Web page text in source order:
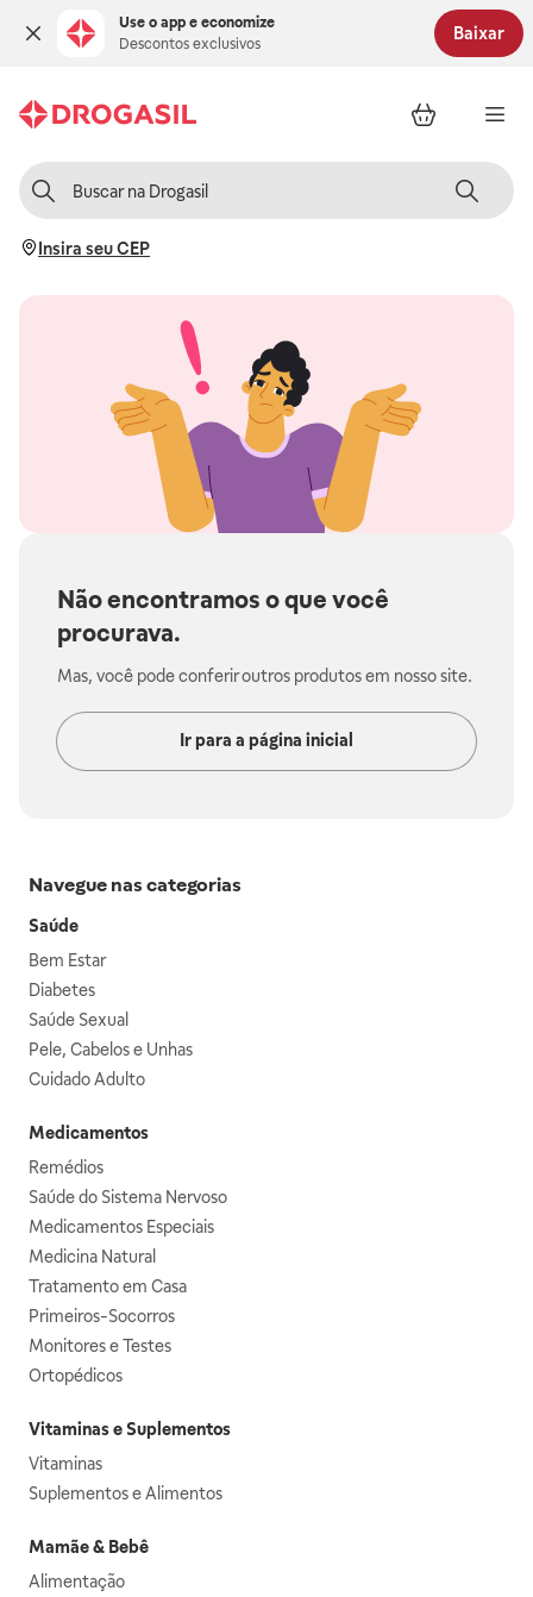
Use o app e economize
Descontos exclusivos
Baixar
Insira seu CEP
Não encontramos o que você
procurava.
Mas, você pode conferir outros produtos em nosso site.
Ir para a página inicial
Navegue nas categorias
Saúde
Bem Estar
Diabetes
Saúde Sexual
Pele, Cabelos e Unhas
Cuidado Adulto
Medicamentos
Remédios
Saúde do Sistema Nervoso
Medicamentos Especiais
Medicina Natural
Tratamento em Casa
Primeiros-Socorros
Monitores e Testes
Ortopédicos
Vitaminas e Suplementos
Vitaminas
Suplementos e Alimentos
Mamãe & Bebê
Alimentação